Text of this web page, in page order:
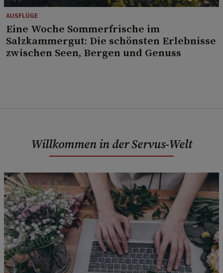
AUSFLÜGE
Eine Woche Sommerfrische im
Salzkammergut: Die schönsten Erlebnisse
zwischen Seen, Bergen und Genuss
Willkommen in der Servus-Welt